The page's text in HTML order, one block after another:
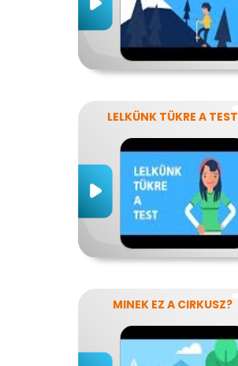
LELKÜNK TÜKRE A TEST
MINEK EZ A CIRKUSZ?